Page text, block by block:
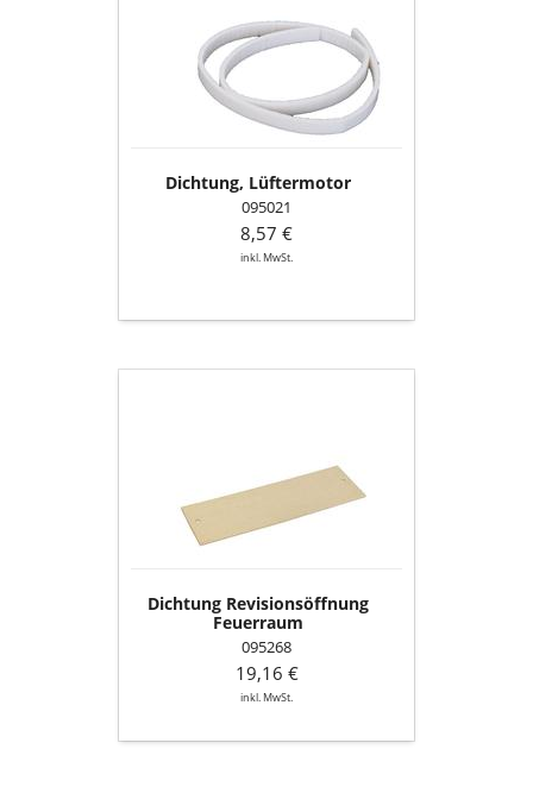
Dichtung, Lüftermotor
095021
8,57 €
inkl. MwSt.
Dichtung Revisionsöffnung
Feuerraum
095268
19,16 €
inkl. MwSt.